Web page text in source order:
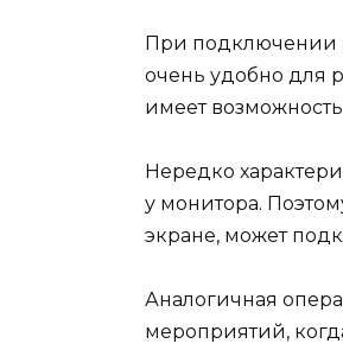
При подключении
очень удобно для
имеет
Нередко
у монитора.
экране, может
Аналогичная
мероприятий,